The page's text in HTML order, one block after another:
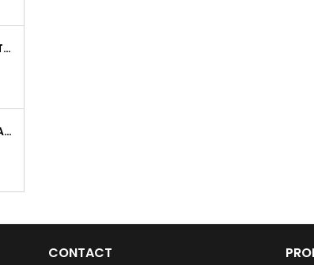
ENCENS MALE VERITABLE RARE 20 GR
CHARBON 1 ROULEAU DE 10 PASTILLES DIAMETRE 33MM
CONTACT